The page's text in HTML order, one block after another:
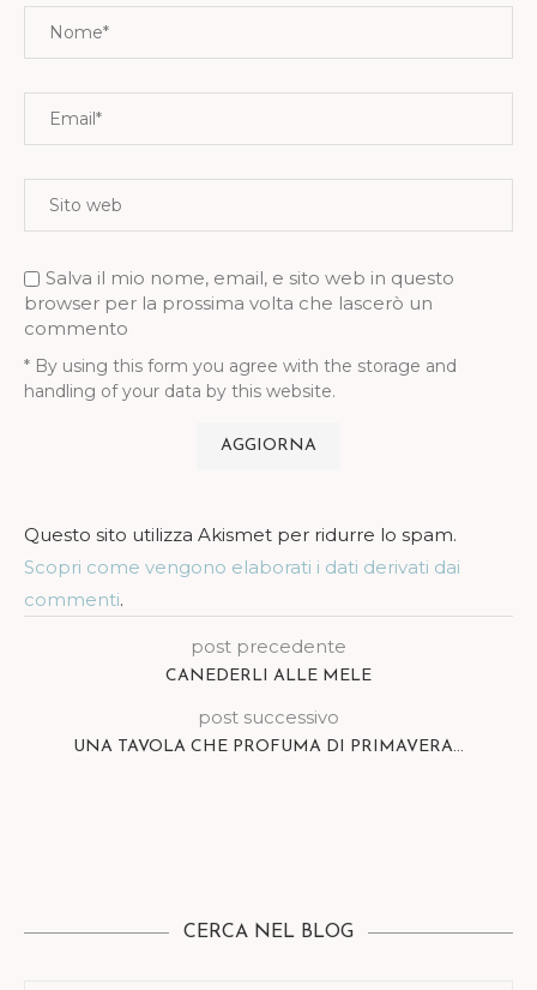
Salva il mio nome, email, e sito web in questo
browser per la prossima volta che lascerò un
commento
* By using this form you agree with the storage and
handling of your data by this website.
Questo sito utilizza Akismet per ridurre lo spam.
Scopri come vengono elaborati i dati derivati dai
commenti.
post precedente
CANEDERLI ALLE MELE
post successivo
UNA TAVOLA CHE PROFUMA DI PRIMAVERA…
CERCA NEL BLOG